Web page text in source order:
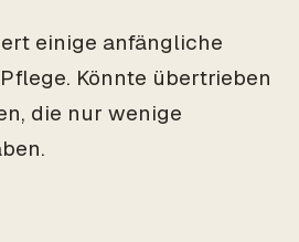
einige anfängliche
Könnte übertrieben
die nur wenige